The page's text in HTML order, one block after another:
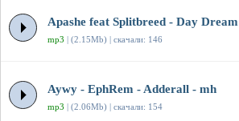
Apashe feat Splitbreed - Day Dream
mp3 | (2.15Mb) | скачали: 146
Aywy - EphRem - Adderall - mh
mp3 | (2.06Mb) | скачали: 154